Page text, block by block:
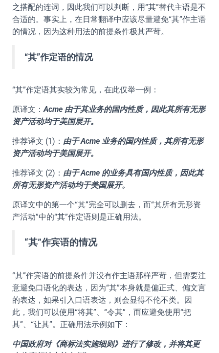
之搭配的连词，因此我们可以判断，用“其”替代主语是不
合适的。事实上，在日常翻译中应该尽量避免“其”作主语
的情况，因为这种用法的前提条件极其严苛。
“其”作定语的情况
“其”作定语其实较为常见，在此仅举一例：
原译文： Acme 由于其业务的国内性质，因此其所有无形
资产活动均于美国展开。
推荐译文 (1)： 由于 Acme 业务的国内性质，其所有无形
资产活动均于美国展开。
推荐译文 (2)： 由于 Acme 的业务具有国内性质，因此其
所有无形资产活动均于美国展开。
原译文中的第一个“其”完全可以删去，而“其所有无形资
产活动”中的“其”作定语则是正确用法。
“其”作宾语的情况
“其”作宾语的前提条件并没有作主语那样严苛，但需要注
意避免口语化的表达，因为“其”本身就是偏正式、偏文言
的表达，如果引入口语表达，则会显得不伦不类。因
此，我们可以使用“将其”、“令其”，而应避免使用“把
其”、“让其”。正确用法示例如下：
中国政府对《商标法实施细则》进行了修改，并将其更